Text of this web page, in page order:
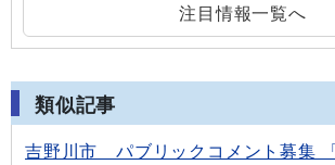
注目情報一覧へ
類似記事
吉野川市 パブリックコメント募集